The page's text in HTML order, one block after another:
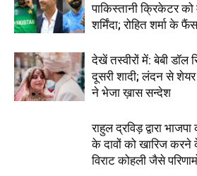
पाकिस्तानी क्रिकेटर
शर्मिंदा; रोहित शर्मा के
देखें तस्वीरों में: बेबी
दूसरी शादी; लंदन से शेयर
ने भेजा ख़ास सन्देश
राहुल द्रविड़ द्वारा
के दावों को खारिज
विराट कोहली जैसे